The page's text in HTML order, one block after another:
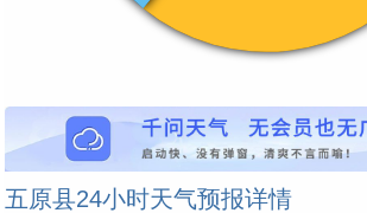
五原县24小时天气预报详情